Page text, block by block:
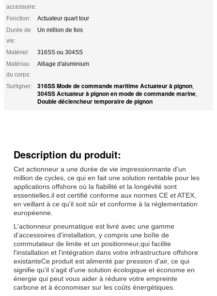
accessoire:
Fonction:
Actuateur quart tour
Durée de
vie:
Un million de fois
Matériel:
316SS ou 304SS
Matériau
du corps:
Alliage d'aluminium
Surligner: 316SS Mode de commande maritime Actuateur à pignon,
304SS Actuateur à pignon en mode de commande marine,
Double déclencheur temporaire de pignon
Description du produit:
Cet actionneur a une durée de vie impressionnante d'un
million de cycles, ce qui en fait une solution rentable pour les
applications offshore où la fiabilité et la longévité sont
essentielles.il est certifié conforme aux normes CE et ATEX,
en veillant à ce qu'il soit sûr et conforme à la réglementation
européenne.
L'actionneur pneumatique est livré avec une gamme
d'accessoires d'installation, y compris une boîte de
commutateur de limite et un positionneur,qui facilite
l'installation et l'intégration dans votre infrastructure offshore
existanteCe produit est alimenté par pression d'air, ce qui
signifie qu'il s'agit d'une solution écologique et économe en
énergie qui peut vous aider à réduire votre empreinte
carbone et à économiser sur les coûts énergétiques.